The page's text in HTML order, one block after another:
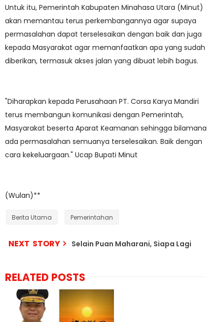
Untuk itu, Pemerintah Kabupaten Minahasa Utara (Minut)
akan memantau terus perkembangannya agar supaya
permasalahan dapat terselesaikan dengan baik dan juga
kepada Masyarakat agar memanfaatkan apa yang sudah
diberikan, termasuk akses jalan yang dibuat lebih bagus.
"Diharapkan kepada Perusahaan PT. Corsa Karya Mandiri
terus membangun komunikasi dengan Pemerintah,
Masyarakat beserta Aparat Keamanan sehingga bilamana
ada permasalahan semuanya terselesaikan. Baik dengan
cara kekeluargaan." Ucap Bupati Minut
(Wulan)**
Berita Utama Pemerintahan
NEXT STORY Selain Puan Maharani, Siapa Lagi
RELATED POSTS